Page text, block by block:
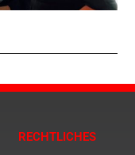
RECHTLICHES